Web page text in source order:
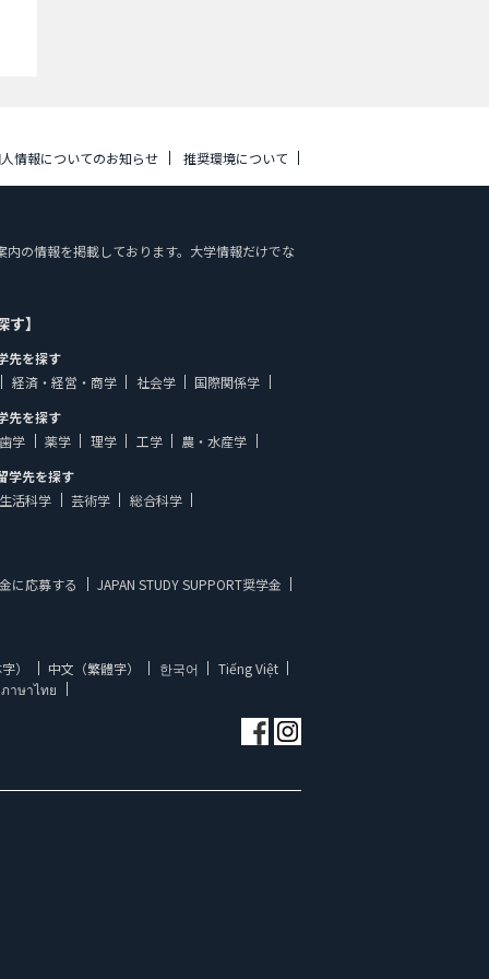
情報についてのお知らせ 推奨環境について
内の情報を掲載しております。大学情報だけでな
】
先を探す
経済・経営・商学
社会学
国際関係学
先を探す
学
薬学 理学 工学
農・水産学
学先を探す
生活科学
芸術学 総合科学
に応募する JAPAN STUDY SUPPORT奨学金
） 中文（繁體字） 한국어
Tiếng Việt
ภาษาไทย